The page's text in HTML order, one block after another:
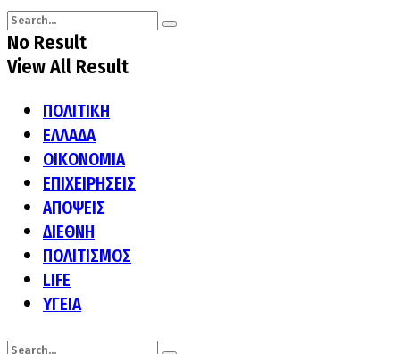
No Result
View All Result
ΠΟΛΙΤΙΚΗ
ΕΛΛΑΔΑ
ΟΙΚΟΝΟΜΙΑ
ΕΠΙΧΕΙΡΗΣΕΙΣ
ΑΠΟΨΕΙΣ
ΔΙΕΘΝΗ
ΠΟΛΙΤΙΣΜΟΣ
LIFE
ΥΓΕΙΑ